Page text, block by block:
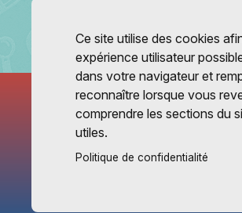
Ce site utilise des cookies
expérience utilisateur
dans votre navigateur et
reconnaître lorsque vous
comprendre les sections du
utiles.
Politique de confidentialité